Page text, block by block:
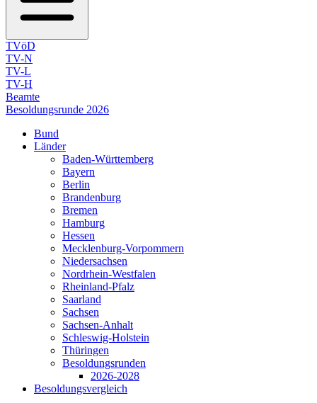
TVöD
TV-N
TV-L
TV-H
Beamte
Besoldungsrunde 2026
Bund
Länder
Baden-Württemberg
Bayern
Berlin
Brandenburg
Bremen
Hamburg
Hessen
Mecklenburg-Vorpommern
Niedersachsen
Nordrhein-Westfalen
Rheinland-Pfalz
Saarland
Sachsen
Sachsen-Anhalt
Schleswig-Holstein
Thüringen
Besoldungsrunden
2026-2028
Besoldungsvergleich